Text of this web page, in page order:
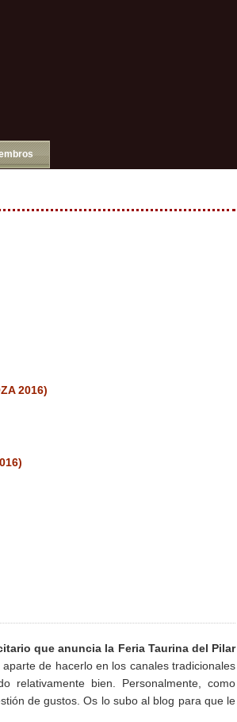
2016)
que anuncia la Feria Taurina del Pilar
de hacerlo en los canales tradicionales
relativamente bien. Personalmente, como
de gustos. Os lo subo al blog para que le